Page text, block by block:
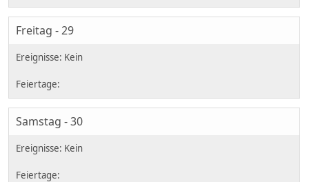
Freitag - 29
Samstag - 30